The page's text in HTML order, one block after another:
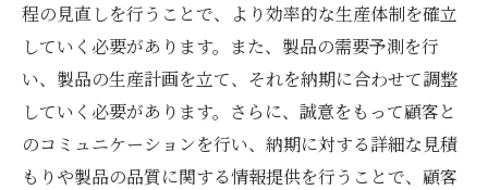
程の見直しを行うことで、より効率的な生産体制を確立
していく必要があります。また、製品の需要予測を行
い、製品の生産計画を立て、それを納期に合わせて調整
していく必要があります。さらに、誠意をもって顧客と
のコミュニケーションを行い、納期に対する詳細な見積
もりや製品の品質に関する情報提供を行うことで、顧客